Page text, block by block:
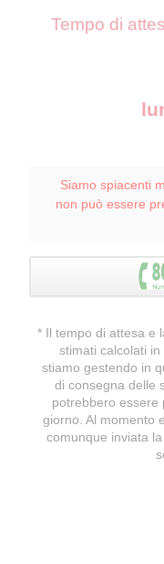
Tempo di
Siamo spiacenti
non può essere
* Il tempo di attesa e
stimati calcolati
stiamo gestendo in
di consegna delle
potrebbero essere
giorno. Al momento
comunque inviata